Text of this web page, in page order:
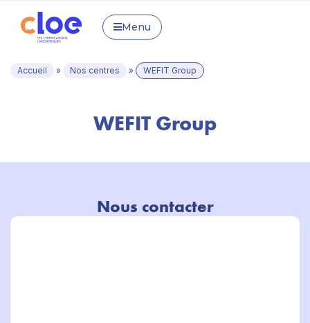
Menu
Accueil » Nos centres » WEFIT Group
WEFIT Group
Nous contacter